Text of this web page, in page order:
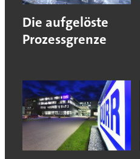
Die aufgelöste
Prozessgrenze